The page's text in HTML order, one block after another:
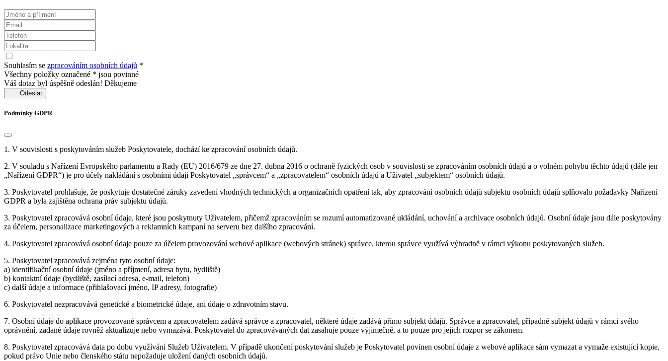
Souhlasím se zpracováním osobních údajů *
Všechny položky označené * jsou povinné
Váš dotaz byl úspěšně odeslán! Děkujeme
Odeslat
Podmínky GDPR
1. V souvislosti s poskytováním služeb Poskytovatele, dochází ke zpracování osobních údajů.
2. V souladu s Nařízení Evropského parlamentu a Rady (EU) 2016/679 ze dne 27. dubna 2016 o ochraně fyzických osob v souvislosti se zpracováním osobních údajů a o volném pohybu těchto údajů (dále jen
„Nařízení GDPR“) je pro účely nakládání s osobními údaji Poskytovatel „správcem“ a „zpracovatelem“ osobních údajů a Uživatel „subjektem“ osobních údajů.
3. Poskytovatel prohlašuje, že poskytuje dostatečné záruky zavedení vhodných technických a organizačních opatření tak, aby zpracování osobních údajů subjektu osobních údajů splňovalo požadavky Nařízení
GDPR a byla zajištěna ochrana práv subjektu údajů.
3. Poskytovatel zpracovává osobní údaje, které jsou poskytnuty Uživatelem, přičemž zpracováním se rozumí automatizované ukládání, uchování a archivace osobních údajů. Osobní údaje jsou dále poskytovány
za účelem, personalizace marketingových a reklamních kampaní na serveru bez dalšího zpracování.
4. Poskytovatel zpracovává osobní údaje pouze za účelem provozování webové aplikace (webových stránek) správce, kterou správce využívá výhradně v rámci výkonu poskytovaných služeb.
5. Poskytovatel zpracovává zejména tyto osobní údaje:
a) identifikační osobní údaje (jméno a příjmení, adresa bytu, bydliště)
b) kontaktní údaje (bydliště, zasílací adresa, e-mail, telefon)
c) další údaje a informace (přihlašovací jméno, IP adresy, fotografie)
6. Poskytovatel nezpracovává genetické a biometrické údaje, ani údaje o zdravotním stavu.
7. Osobní údaje do aplikace provozované správcem a zpracovatelem zadává správce a zpracovatel, některé údaje zadává přímo subjekt údajů. Správce a zpracovatel, případně subjekt údajů v rámci svého
oprávnění, zadané údaje rovněž aktualizuje nebo vymazává. Poskytovatel do zpracovávaných dat zasahuje pouze výjimečně, a to pouze pro jejich rozpor se zákonem.
8. Poskytovatel zpracovává data po dobu využívání Služeb Uživatelem. V případě ukončení poskytování služeb je Poskytovatel povinen osobní údaje z webové aplikace sám vymazat a vymaže existující kopie,
pokud právo Unie nebo členského státu nepožaduje uložení daných osobních údajů.